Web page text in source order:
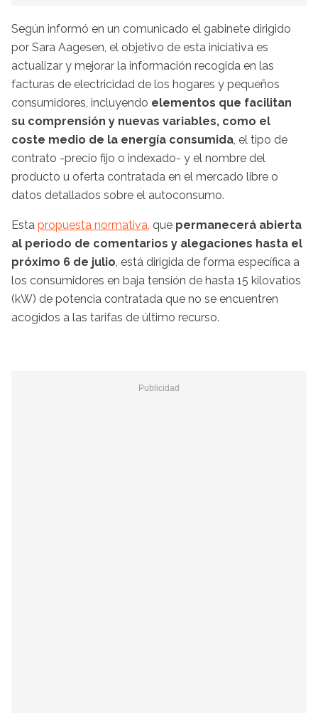
Según informó en un comunicado el gabinete dirigido
por Sara Aagesen, el objetivo de esta iniciativa es
actualizar y mejorar la información recogida en las
facturas de electricidad de los hogares y pequeños
consumidores, incluyendo elementos que facilitan
su comprensión y nuevas variables, como el
coste medio de la energía consumida, el tipo de
contrato -precio fijo o indexado- y el nombre del
producto u oferta contratada en el mercado libre o
datos detallados sobre el autoconsumo.
Esta propuesta normativa, que permanecerá abierta
al periodo de comentarios y alegaciones hasta el
próximo 6 de julio, está dirigida de forma específica a
los consumidores en baja tensión de hasta 15 kilovatios
(kW) de potencia contratada que no se encuentren
acogidos a las tarifas de último recurso.